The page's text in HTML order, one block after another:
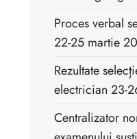
Proces verbal
22-25 martie
Rezultate
electrician 23-
Centralizator